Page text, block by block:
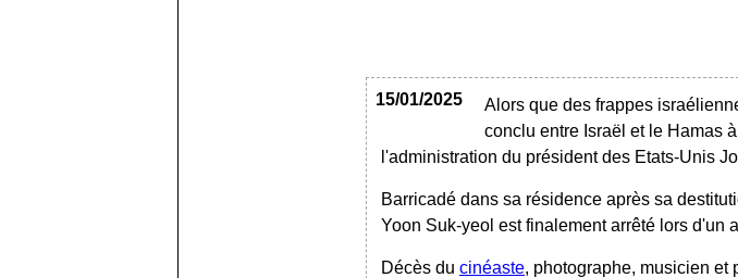
15/01/2025
Alors que des frappes
conclu entre Israël et le Hamas
l'administration du président des Etats-Unis
Barricadé dans sa résidence après sa
Yoon Suk-yeol est finalement arrêté lors d'un
Décès du cinéaste, photographe, musicien et